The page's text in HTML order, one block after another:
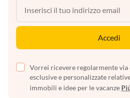
Accedi
Vorrei ricevere regolarmente
esclusive e personalizzate
immobili e idee per le vacanze